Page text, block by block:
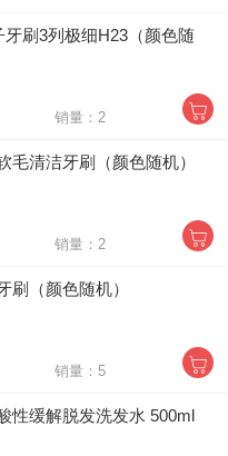
刷3列极细H23（颜色随
销量：2
毛清洁牙刷（颜色随机）
销量：2
刷（颜色随机）
销量：5
性缓解脱发洗发水 500ml